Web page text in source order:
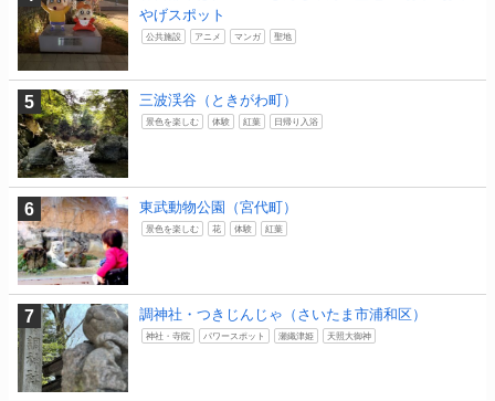
やげスポット
公共施設 アニメ マンガ 聖地
三波渓谷（ときがわ町）
景色を楽しむ 体験 紅葉 日帰り入浴
東武動物公園（宮代町）
景色を楽しむ 花 体験 紅葉
調神社・つきじんじゃ（さいたま市浦和区）
神社・寺院 パワースポット 瀬織津姫 天照大御神